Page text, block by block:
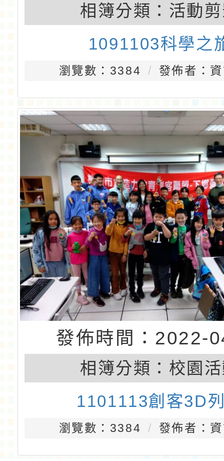
相簿分類： 活動
1091103科學之
瀏覽數：3384 發佈者：
發佈時間：2022-
相簿分類： 校園
1101113創客3D
瀏覽數：3384 發佈者：